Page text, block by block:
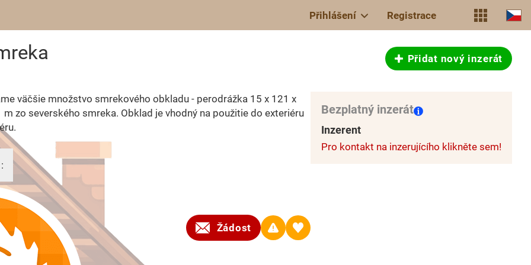
Přihlášení Registrace
Přidat nový inzerát
väčšie množstvo smrekového obkladu - perodrážka 15 x 121 x
m zo severského smreka. Obklad je vhodný na použitie do exteriéru
Žádost
Bezplatný inzerát
Inzerent
Pro kontakt na inzerujícího klikněte sem!